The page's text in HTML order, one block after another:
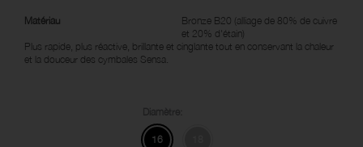
Matériau
Bronze B20 (alliage de 80% de cuivre
et 20% d'étain)
Plus rapide, plus réactive, brillante et cinglante tout en conservant la chaleur
et la douceur des cymbales Sensa.
16